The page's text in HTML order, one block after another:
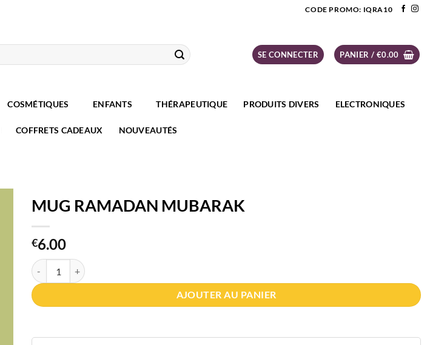
CODE PROMO: IQRA10
SE CONNECTER PANIER / €0.00
COSMÉTIQUES ENFANTS THÉRAPEUTIQUE PRODUITS DIVERS ELECTRONIQUES
COFFRETS CADEAUX NOUVEAUTÉS
MUG RAMADAN MUBARAK
€6.00
quantité de MUG RAMADAN MUBARAK
AJOUTER AU PANIER